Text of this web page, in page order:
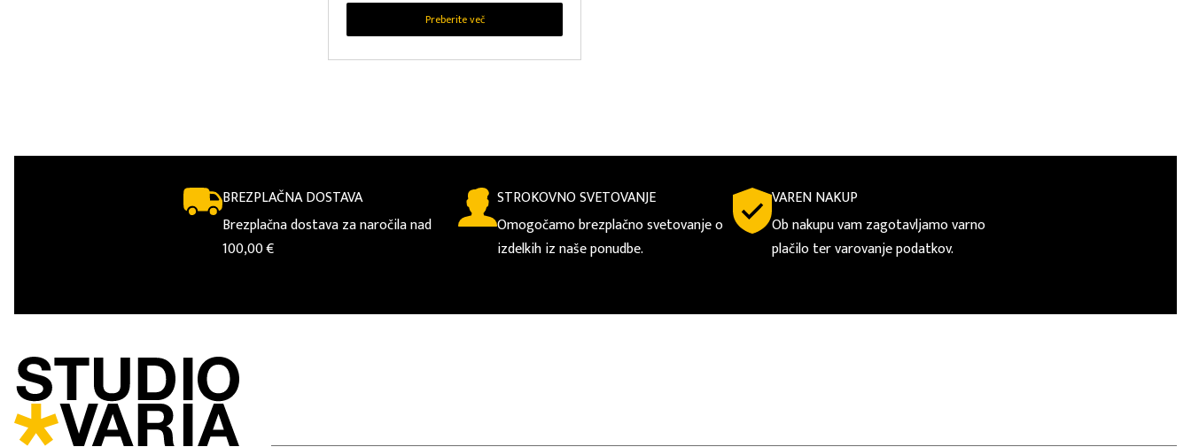
Preberite več
BREZPLAČNA DOSTAVA
Brezplačna dostava za naročila nad
100,00 €
STROKOVNO SVETOVANJE
Omogočamo brezplačno svetovanje o
izdelkih iz naše ponudbe.
VAREN NAKUP
Ob nakupu vam zagotavljamo varno
plačilo ter varovanje podatkov.